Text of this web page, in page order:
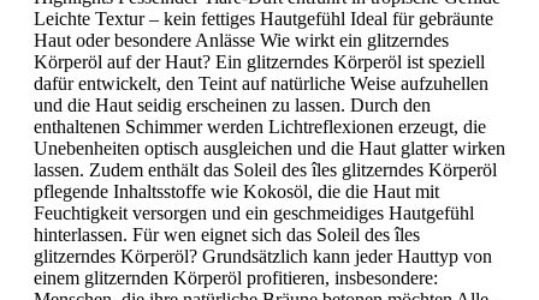
Leichte Textur – kein fettiges Hautgefühl Ideal für gebräunte
Haut oder besondere Anlässe Wie wirkt ein glitzerndes
Körperöl auf der Haut? Ein glitzerndes Körperöl ist speziell
dafür entwickelt, den Teint auf natürliche Weise aufzuhellen
und die Haut seidig erscheinen zu lassen. Durch den
enthaltenen Schimmer werden Lichtreflexionen erzeugt, die
Unebenheiten optisch ausgleichen und die Haut glatter wirken
lassen. Zudem enthält das Soleil des îles glitzerndes Körperöl
pflegende Inhaltsstoffe wie Kokosöl, die die Haut mit
Feuchtigkeit versorgen und ein geschmeidiges Hautgefühl
hinterlassen. Für wen eignet sich das Soleil des îles
glitzerndes Körperöl? Grundsätzlich kann jeder Hauttyp von
einem glitzernden Körperöl profitieren, insbesondere: